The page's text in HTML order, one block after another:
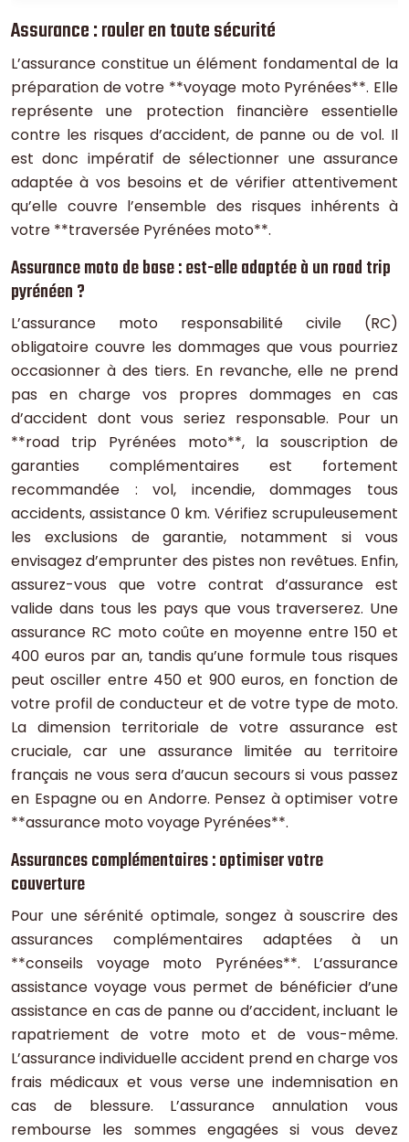
Assurance : rouler en toute sécurité
L’assurance constitue un élément fondamental de la
préparation de votre **voyage moto Pyrénées**. Elle
représente une protection financière essentielle
contre les risques d’accident, de panne ou de vol. Il
est donc impératif de sélectionner une assurance
adaptée à vos besoins et de vérifier attentivement
qu’elle couvre l’ensemble des risques inhérents à
votre **traversée Pyrénées moto**.
Assurance moto de base : est-elle adaptée à un road trip
pyrénéen ?
L’assurance moto responsabilité civile (RC)
obligatoire couvre les dommages que vous pourriez
occasionner à des tiers. En revanche, elle ne prend
pas en charge vos propres dommages en cas
d’accident dont vous seriez responsable. Pour un
**road trip Pyrénées moto**, la souscription de
garanties complémentaires est fortement
recommandée : vol, incendie, dommages tous
accidents, assistance 0 km. Vérifiez scrupuleusement
les exclusions de garantie, notamment si vous
envisagez d’emprunter des pistes non revêtues. Enfin,
assurez-vous que votre contrat d’assurance est
valide dans tous les pays que vous traverserez. Une
assurance RC moto coûte en moyenne entre 150 et
400 euros par an, tandis qu’une formule tous risques
peut osciller entre 450 et 900 euros, en fonction de
votre profil de conducteur et de votre type de moto.
La dimension territoriale de votre assurance est
cruciale, car une assurance limitée au territoire
français ne vous sera d’aucun secours si vous passez
en Espagne ou en Andorre. Pensez à optimiser votre
**assurance moto voyage Pyrénées**.
Assurances complémentaires : optimiser votre
couverture
Pour une sérénité optimale, songez à souscrire des
assurances complémentaires adaptées à un
**conseils voyage moto Pyrénées**. L’assurance
assistance voyage vous permet de bénéficier d’une
assistance en cas de panne ou d’accident, incluant le
rapatriement de votre moto et de vous-même.
L’assurance individuelle accident prend en charge vos
frais médicaux et vous verse une indemnisation en
cas de blessure. L’assurance annulation vous
rembourse les sommes engagées si vous devez